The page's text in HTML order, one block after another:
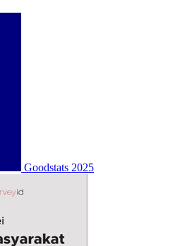
Goodstats 2025